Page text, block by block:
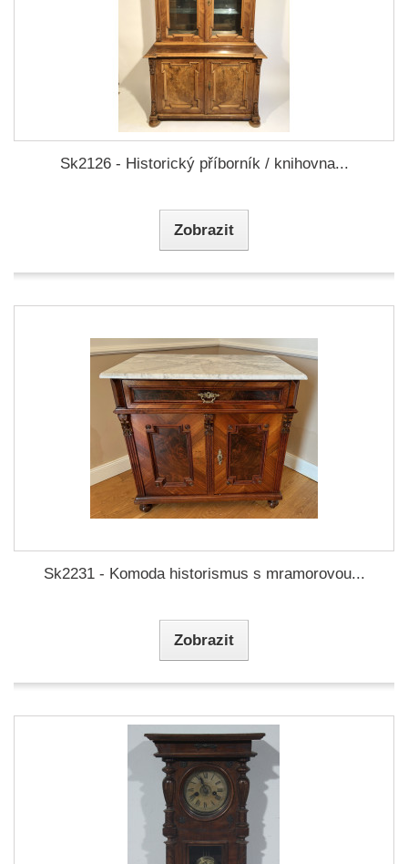
Sk2126 - Historický příborník / knihovna...
Zobrazit
Sk2231 - Komoda historismus s mramorovou...
Zobrazit